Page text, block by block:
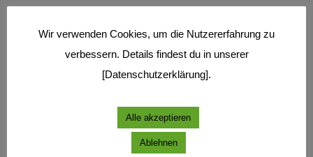
Wir verwenden Cookies, um die Nutzererfahrung zu
verbessern. Details findest du in unserer
[Datenschutzerklärung].
Alle akzeptieren
Ablehnen